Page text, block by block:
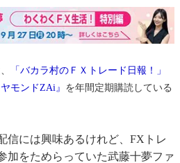
「バカラ村のＦＸトレード日報！」
ヤモンドZAi』 を年間定期購読している
には興味あるけれど、FXトレ
をためらっていた武藤十夢ファ